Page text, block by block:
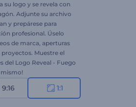
su logo y se revela con
Adjunte su archivo
y prepárese para
profesional. Úselo
de marca, aperturas
Muestre el
del Logo Reveal - Fuego
mismo!
9:16 1:1